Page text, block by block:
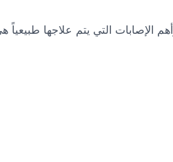
الإصابات التي يتم علاجها طبيعياً